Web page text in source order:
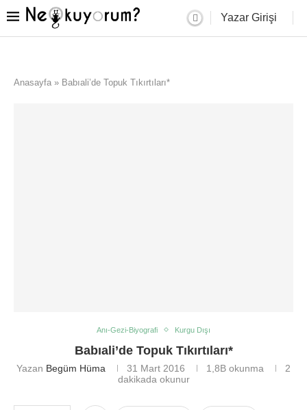
Yazar Girişi
Anasayfa » Babıali’de Topuk Tıkırtıları*
Anı-Gezi-Biyografi Kurgu Dışı
Babıali’de Topuk Tıkırtıları*
Yazan Begüm Hüma 31 Mart 2016 1,8B okunma
2
dakikada okunur